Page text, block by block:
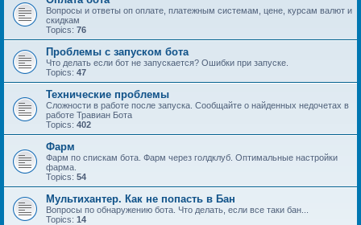
Вопросы и ответы оп оплате, платежным системам, цене, курсам валют и
скидкам
Topics: 76
Проблемы с запуском бота
Что делать если бот не запускается? Ошибки при запуске.
Topics: 47
Технические проблемы
Сложности в работе после запуска. Сообщайте о найденных недочетах в
работе Травиан Бота
Topics: 402
Фарм
Фарм по спискам бота. Фарм через голдклуб. Оптимальные настройки
фарма.
Topics: 54
Мультихантер. Как не попасть в Бан
Вопросы по обнаружению бота. Что делать, если все таки бан...
Topics: 14